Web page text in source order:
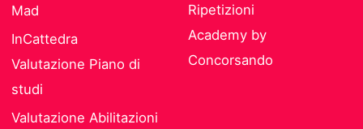
Mad
InCattedra
Valutazione Piano di
studi
Valutazione Abilitazioni
Ripetizioni
Academy by
Concorsando